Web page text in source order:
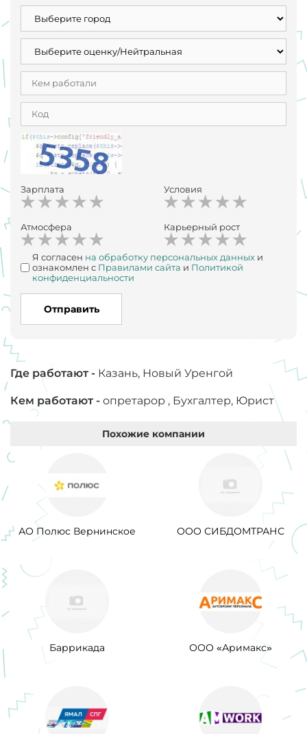
Зарплата Условия
Атмосфера Карьерный рост
Я согласен на обработку персональных данных и
ознакомлен с Правилами сайта и Политикой
конфиденциальности
Отправить
Где работают - Казань, Новый Уренгой
Кем работают - опретарор , Бухгалтер, Юрист
Похожие компании
АО Полюс Вернинское ООО СИБДОМТРАНС
Баррикада ООО «Аримакс»